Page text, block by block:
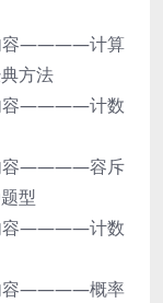
内容————计算
方法
内容————计数
内容————容斥
型
内容————计数
内容————概率